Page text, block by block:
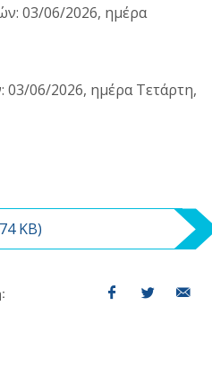
03/06/2026, ημέρα
06/2026, ημέρα Τετάρτη,
KB)